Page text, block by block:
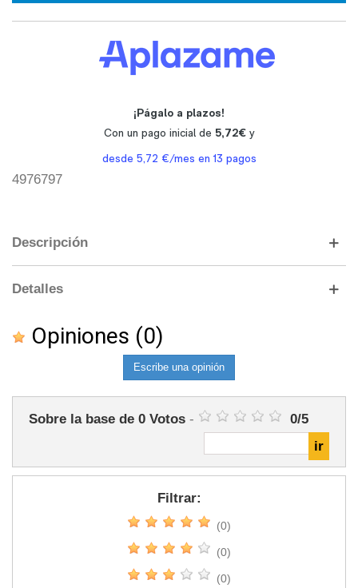
4976797
Descripción
Detalles
Opiniones (0)
Escribe una opinión
Sobre la base de 0 Votos - 0/5
Filtrar:
(0)
(0)
(0)